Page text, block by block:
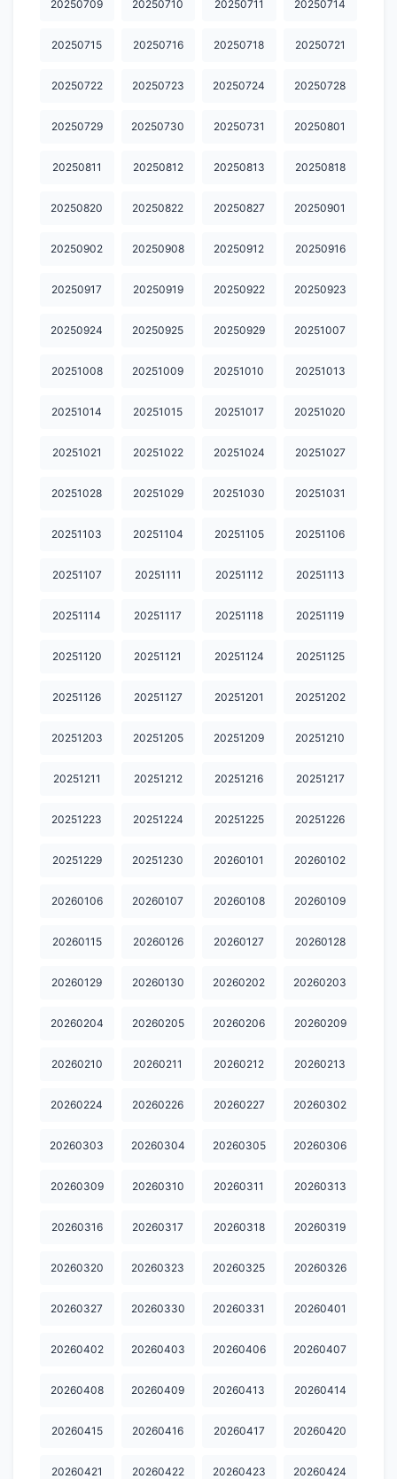
20260505 20260506 20260507 20260511 20260512
20260513 20260514 20260515 20260518 20260519
20260520 20260521 20260522 20260526 20260527
20260709 20260710 20260713 20260714 20260715
20260716 20260722 20260723 20260724 20260727
20260728 20260729 20260730 20260731 20260803
20250709 20250710 20250711 20250714
20250715 20250716 20250718 20250721
20250722 20250723 20250724 20250728
20250729 20250730 20250731 20250801
20250811 20250812 20250813 20250818
20250820 20250822 20250827 20250901
20250902 20250908 20250912 20250916
20250917 20250919 20250922 20250923
20250924 20250925 20250929 20251007
20251008 20251009 20251010 20251013
20251014 20251015 20251017 20251020
20251021 20251022 20251024 20251027
20251028 20251029 20251030 20251031
20251103 20251104 20251105 20251106
20251107 20251111 20251112 20251113
20251114 20251117 20251118 20251119
20251120 20251121 20251124 20251125
20251126 20251127 20251201 20251202
20251203 20251205 20251209 20251210
20251211 20251212 20251216 20251217
20251223 20251224 20251225 20251226
20251229 20251230 20260101 20260102
20260106 20260107 20260108 20260109
20260115 20260126 20260127 20260128
20260129 20260130 20260202 20260203
20260204 20260205 20260206 20260209
20260210 20260211 20260212 20260213
20260224 20260226 20260227 20260302
20260303 20260304 20260305 20260306
20260309 20260310 20260311 20260313
20260316 20260317 20260318 20260319
20260320 20260323 20260325 20260326
20260327 20260330 20260331 20260401
20260402 20260403 20260406 20260407
20260408 20260409 20260413 20260414
20260415 20260416 20260417 20260420
20260421 20260422 20260423 20260424